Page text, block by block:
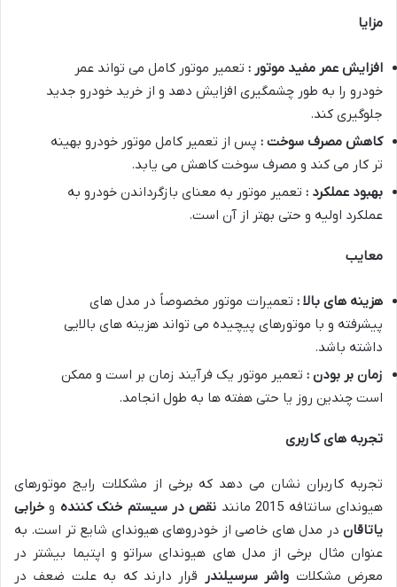
مزایا
افزایش عمر مفید موتور : تعمیر موتور کامل می تواند عمر
خودرو را به طور چشمگیری افزایش دهد و از خرید خودرو جدید
جلوگیری کند.
کاهش مصرف سوخت : پس از تعمیر کامل موتور خودرو بهینه
تر کار می کند و مصرف سوخت کاهش می یابد.
بهبود عملکرد : تعمیر موتور به معنای بازگرداندن خودرو به
عملکرد اولیه و حتی بهتر از آن است.
معایب
هزینه های بالا : تعمیرات موتور مخصوصاً در مدل های
پیشرفته و با موتورهای پیچیده می تواند هزینه های بالایی
داشته باشد.
زمان بر بودن : تعمیر موتور یک فرآیند زمان بر است و ممکن
است چندین روز یا حتی هفته ها به طول انجامد.
تجربه های کاربری
تجربه کاربران نشان می دهد که برخی از مشکلات رایج موتورهای
هیوندای سانتافه 2015 مانند
نقص در سیستم خنک کننده و خرابی
یاتاقان در مدل های خاصی از خودروهای هیوندای شایع تر است. به
عنوان مثال برخی از مدل های هیوندای سراتو و اپتیما بیشتر در
معرض مشکلات واشر سرسیلندر قرار دارند که به علت ضعف در